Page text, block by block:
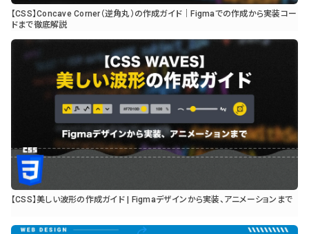
【CSS】Concave Corner（逆角丸）の作成ガイド｜Figmaでの作成から実装コー
ドまで徹底解説
【CSS】美しい波形の作成ガイド | Figmaデザインから実装、アニメーションまで